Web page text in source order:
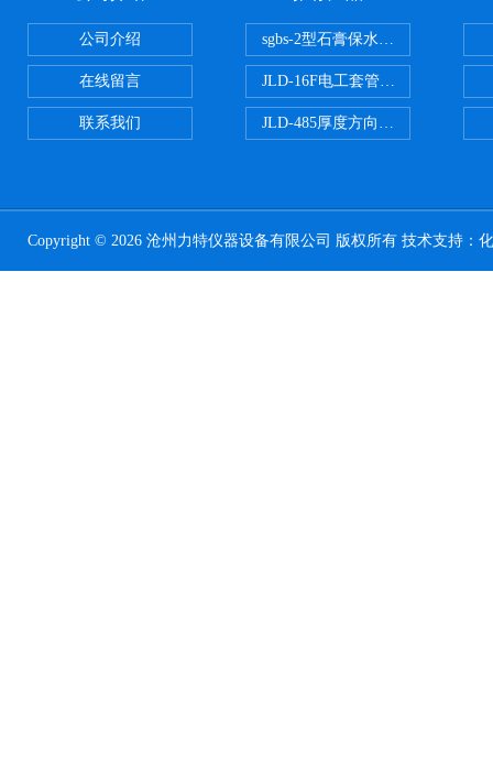
公司介绍
在线留言
联系我们
sgbs-2型石膏保水率测定仪粉刷
JLD-16F电工套管恒温水浴管材
JLD-485厚度方向性钢板拉伸试验
Copyright © 2026 沧州力特仪器设备有限公司 版权所有 技术支持：